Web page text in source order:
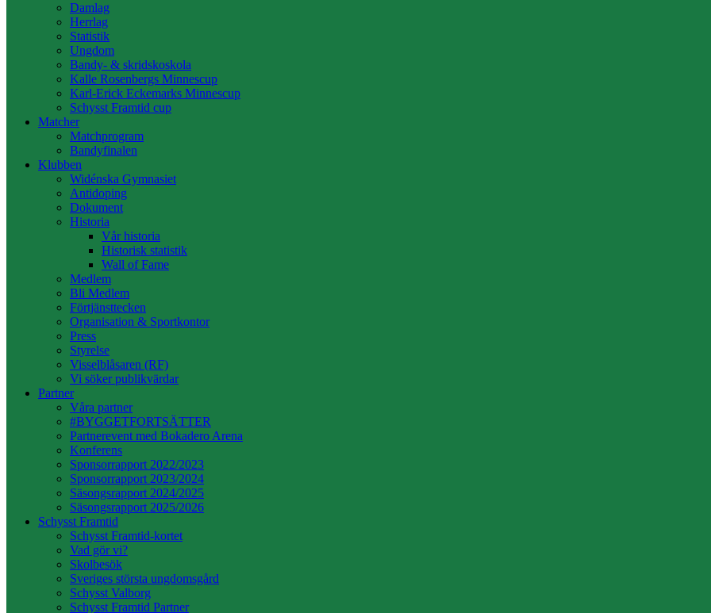
Damlag
Herrlag
Statistik
Ungdom
Bandy- & skridskoskola
Kalle Rosenbergs Minnescup
Karl-Erick Eckemarks Minnescup
Schysst Framtid cup
Matcher
Matchprogram
Bandyfinalen
Klubben
Widénska Gymnasiet
Antidoping
Dokument
Historia
Vår historia
Historisk statistik
Wall of Fame
Medlem
Bli Medlem
Förtjänsttecken
Organisation & Sportkontor
Press
Styrelse
Visselblåsaren (RF)
Vi söker publikvärdar
Partner
Våra partner
#BYGGETFORTSÄTTER
Partnerevent med Bokadero Arena
Konferens
Sponsorrapport 2022/2023
Sponsorrapport 2023/2024
Säsongsrapport 2024/2025
Säsongsrapport 2025/2026
Schysst Framtid
Schysst Framtid-kortet
Vad gör vi?
Skolbesök
Sveriges största ungdomsgård
Schysst Valborg
Schysst Framtid Partner